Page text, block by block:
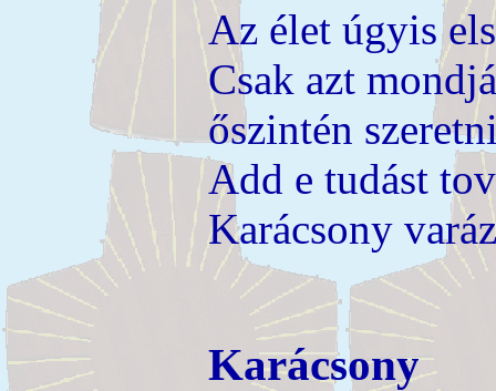
Az élet úgyis
Csak azt
őszintén
Add e tudást
Karácsony
Karácsony